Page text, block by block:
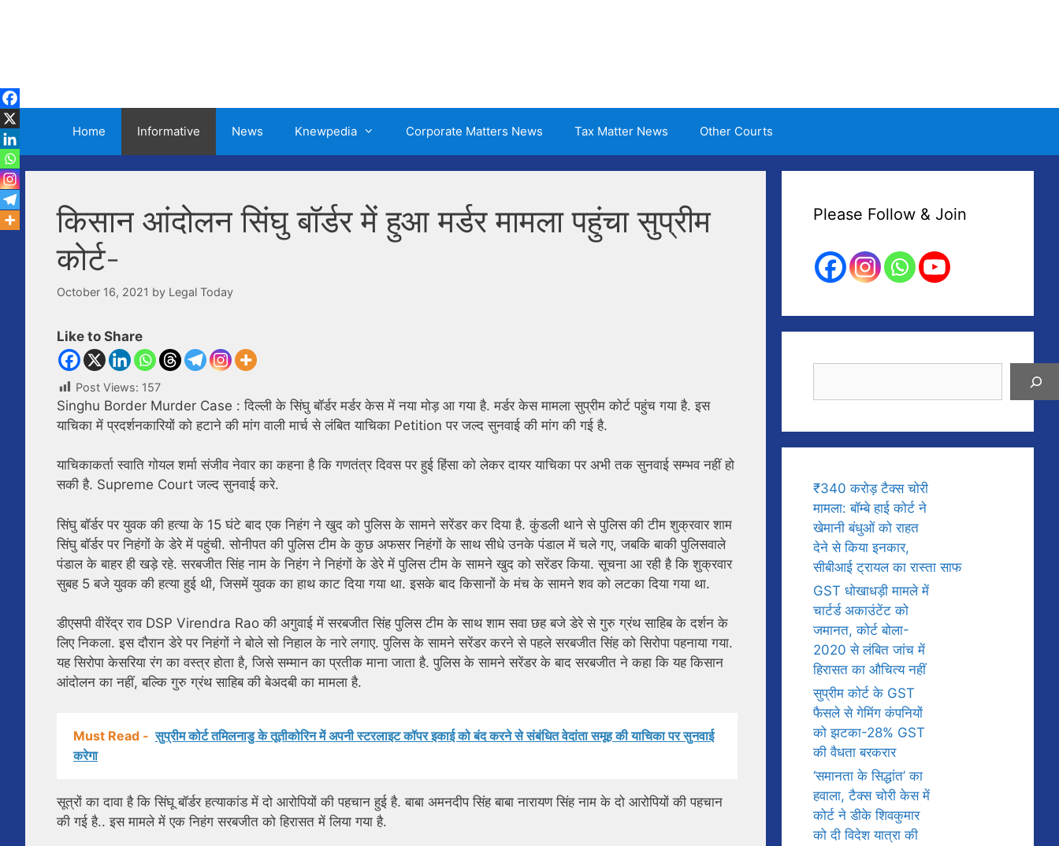
Home Informative News Knewpedia Corporate Matters News Tax Matter News Other Courts
किसान आंदोलन सिंघु बॉर्डर में हुआ मर्डर मामला पहुंचा सुप्रीम
कोर्ट-
October 16, 2021 by Legal Today
Like to Share
Post Views: 157
Singhu Border Murder Case : दिल्ली के सिंघु बॉर्डर मर्डर केस में नया मोड़ आ गया है. मर्डर केस मामला सुप्रीम कोर्ट पहुंच गया है. इस
याचिका में प्रदर्शनकारियों को हटाने की मांग वाली मार्च से लंबित याचिका Petition पर जल्द सुनवाई की मांग की गई है.
याचिकाकर्ता स्वाति गोयल शर्मा संजीव नेवार का कहना है कि गणतंत्र दिवस पर हुई हिंसा को लेकर दायर याचिका पर अभी तक सुनवाई सम्भव नहीं हो
सकी है. Supreme Court जल्द सुनवाई करे.
सिंघु बॉर्डर पर युवक की हत्या के 15 घंटे बाद एक निहंग ने खुद को पुलिस के सामने सरेंडर कर दिया है. कुंडली थाने से पुलिस की टीम शुक्रवार शाम
सिंघु बॉर्डर पर निहंगों के डेरे में पहुंची. सोनीपत की पुलिस टीम के कुछ अफसर निहंगों के साथ सीधे उनके पंडाल में चले गए, जबकि बाकी पुलिसवाले
पंडाल के बाहर ही खड़े रहे. सरबजीत सिंह नाम के निहंग ने निहंगों के डेरे में पुलिस टीम के सामने खुद को सरेंडर किया. सूचना आ रही है कि शुक्रवार
सुबह 5 बजे युवक की हत्या हुई थी, जिसमें युवक का हाथ काट दिया गया था. इसके बाद किसानों के मंच के सामने शव को लटका दिया गया था.
डीएसपी वीरेंद्र राव DSP Virendra Rao की अगुवाई में सरबजीत सिंह पुलिस टीम के साथ शाम सवा छह बजे डेरे से गुरु ग्रंथ साहिब के दर्शन के
लिए निकला. इस दौरान डेरे पर निहंगों ने बोले सो निहाल के नारे लगाए. पुलिस के सामने सरेंडर करने से पहले सरबजीत सिंह को सिरोपा पहनाया गया.
यह सिरोपा केसरिया रंग का वस्त्र होता है, जिसे सम्मान का प्रतीक माना जाता है. पुलिस के सामने सरेंडर के बाद सरबजीत ने कहा कि यह किसान
आंदोलन का नहीं, बल्कि गुरु ग्रंथ साहिब की बेअदबी का मामला है.
Must Read - सुप्रीम कोर्ट तमिलनाडु के तूतीकोरिन में अपनी स्टरलाइट कॉपर इकाई को बंद करने से संबंधित वेदांता समूह की याचिका पर सुनवाई
करेगा
सूत्रों का दावा है कि सिंघू बॉर्डर हत्याकांड में दो आरोपियों की पहचान हुई है. बाबा अमनदीप सिंह बाबा नारायण सिंह नाम के दो आरोपियों की पहचान
की गई है.. इस मामले में एक निहंग सरबजीत को हिरासत में लिया गया है.
Please Follow & Join
₹340 करोड़ टैक्स चोरी
मामला: बॉम्बे हाई कोर्ट ने
खेमानी बंधुओं को राहत
देने से किया इनकार,
सीबीआई ट्रायल का रास्ता साफ
GST धोखाधड़ी मामले में
चार्टर्ड अकाउंटेंट को
जमानत, कोर्ट बोला-
2020 से लंबित जांच में
हिरासत का औचित्य नहीं
सुप्रीम कोर्ट के GST
फैसले से गेमिंग कंपनियों
को झटका-28% GST
की वैधता बरकरार
‘समानता के सिद्धांत’ का
हवाला, टैक्स चोरी केस में
कोर्ट ने डीके शिवकुमार
को दी विदेश यात्रा की